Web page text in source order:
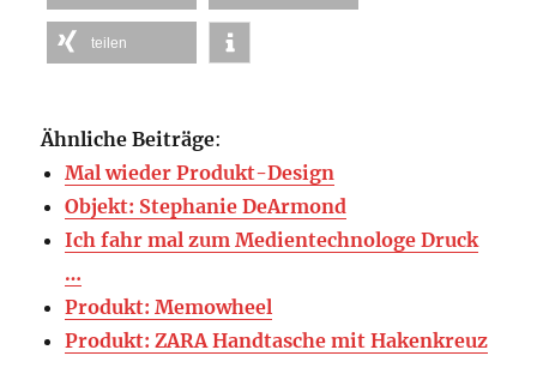
teilen
Ähnliche Beiträge:
Mal wieder Produkt-Design
Objekt: Stephanie DeArmond
Ich fahr mal zum Medientechnologe Druck
…
Produkt: Memowheel
Produkt: ZARA Handtasche mit Hakenkreuz